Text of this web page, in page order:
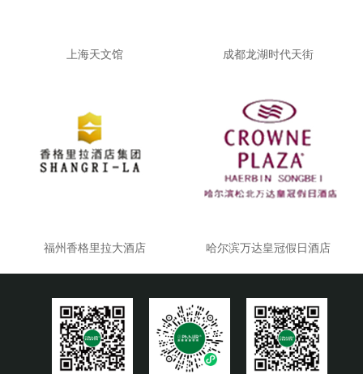
上海天文馆 成都龙湖时代天街
福州香格里拉大酒店 哈尔滨万达皇冠假日酒店